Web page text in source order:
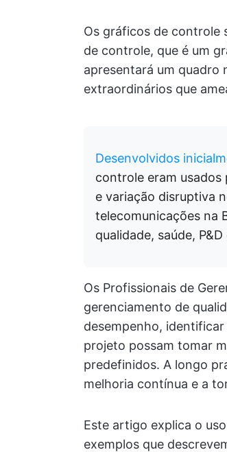
Os gráficos de controle
de controle, que é um
apresentará um quadro
extraordinários que
Desenvolvidos
controle eram
e variação disruptiva
telecomunicações na
qualidade, saúde,
Os Profissionais de
gerenciamento de
desempenho,
projeto possam tomar
predefinidos. A longo
melhoria contínua e a
Este artigo explica o
exemplos que